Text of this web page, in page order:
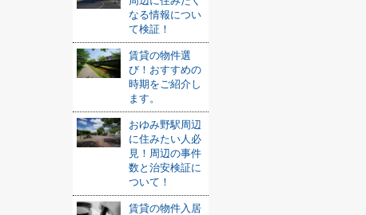
なる情報につい
て検証！
賃貸の物件選
び！おすすめの
時期をご紹介し
ます。
おゆみ野駅周辺
に住みたい人必
見！周辺の事件
数と治安検証に
ついて！
賃貸の物件入居